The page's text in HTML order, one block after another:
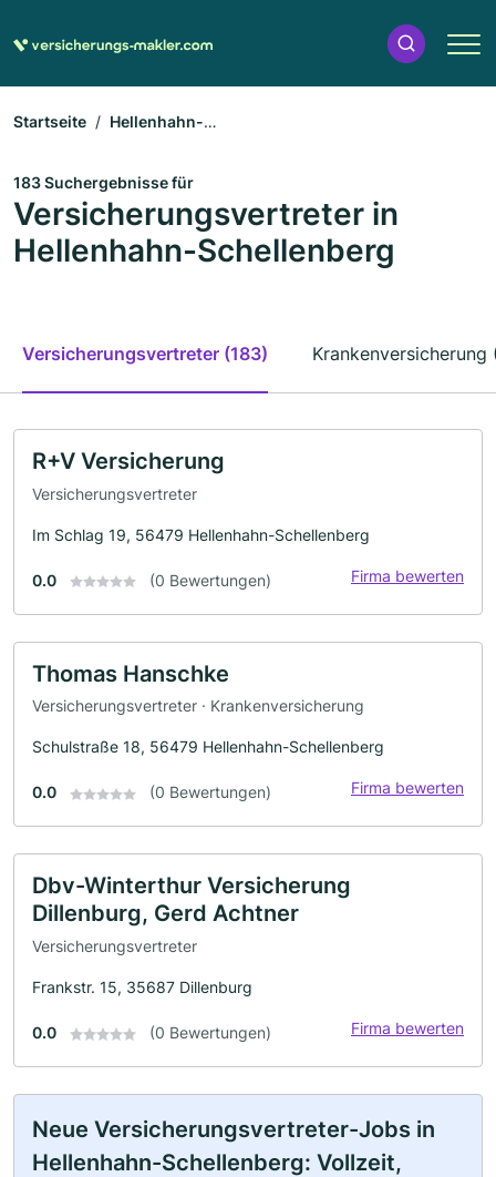
Startseite
Hellenhahn-
183 Suchergebnisse für
Versicherungsvertreter in
Hellenhahn-Schellenberg
Versicherungsvertreter (183) Krankenversicherung
R+V Versicherung
Versicherungsvertreter
Im Schlag 19, 56479 Hellenhahn-Schellenberg
0.0 (0 Bewertungen) Firma bewerten
Thomas Hanschke
Versicherungsvertreter · Krankenversicherung
Schulstraße 18, 56479 Hellenhahn-Schellenberg
0.0 (0 Bewertungen) Firma bewerten
Dbv-Winterthur Versicherung
Dillenburg, Gerd Achtner
Versicherungsvertreter
Frankstr. 15, 35687 Dillenburg
0.0 (0 Bewertungen) Firma bewerten
Neue Versicherungsvertreter-Jobs in
Hellenhahn-Schellenberg: Vollzeit,